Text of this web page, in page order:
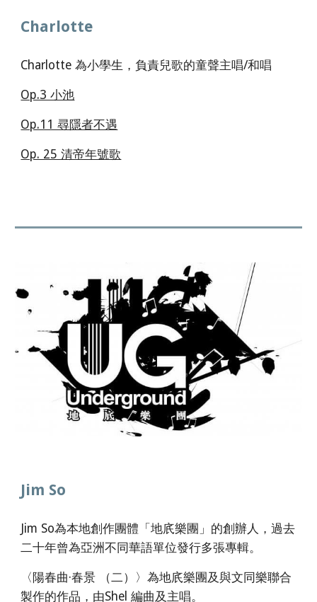
Charlotte
Charlotte 為小學生，負責兒歌的童聲主唱/和唱
Op.3 小池
Op.11 尋隱者不遇
Op. 25 清帝年號歌
Jim So
Jim So為本地創作團體「地㡳樂團 」的創辦人，過去
二十年曾為亞洲不同華語單位發行多張專輯。
〈陽春曲·春景 （二）〉為地㡳樂團及與文同樂聯合
製作的作品，由Shel 編曲及主唱。